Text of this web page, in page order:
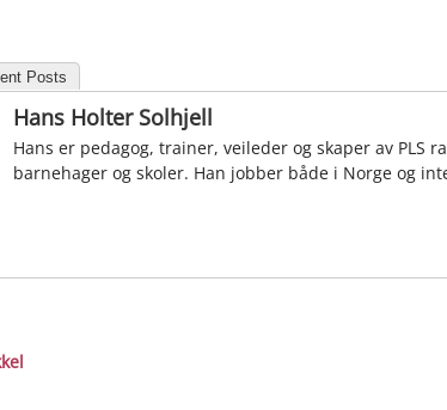
Posts
Hans Holter Solhjell
Hans er pedagog, trainer, veileder og skaper av
barnehager og skoler. Han jobber både i Norge og